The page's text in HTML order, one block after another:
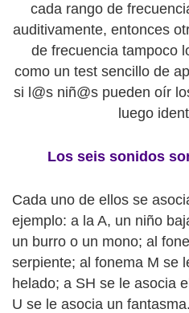
cada rango de
auditivamente, entonces
de frecuencia tampoco
como un test sencillo de
si l@s niñ@s pueden oír
luego
Los seis sonidos
Cada uno de ellos se
ejemplo: a la A, un niño
un burro o un mono; al
serpiente; al fonema M se
helado; a SH se le asocia
U se le asocia un fantasma.